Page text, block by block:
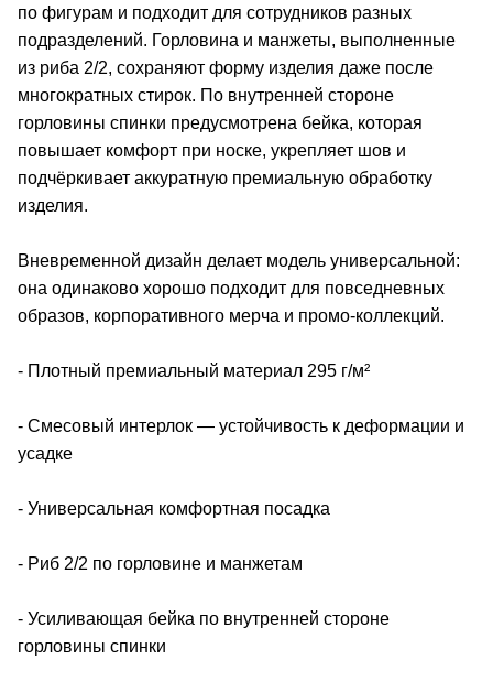
по фигурам и подходит для сотрудников разных
подразделений. Горловина и манжеты, выполненные
из риба 2/2, сохраняют форму изделия даже после
многократных стирок. По внутренней стороне
горловины спинки предусмотрена бейка, которая
повышает комфорт при носке, укрепляет шов и
подчёркивает аккуратную премиальную обработку
изделия.
Вневременной дизайн делает модель универсальной:
она одинаково хорошо подходит для повседневных
образов, корпоративного мерча и промо-коллекций.
- Плотный премиальный материал 295 г/м²
- Смесовый интерлок — устойчивость к деформации и
усадке
- Универсальная комфортная посадка
- Риб 2/2 по горловине и манжетам
- Усиливающая бейка по внутренней стороне
горловины спинки